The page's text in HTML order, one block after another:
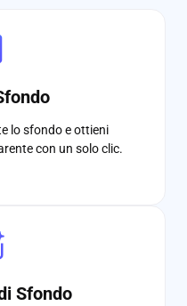
lo sfondo e ottieni
con un solo clic.
Sfondo